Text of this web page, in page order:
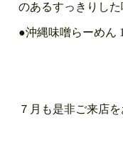
のあるすっきりした
●沖縄味噌らーめん
７月も是非ご来店